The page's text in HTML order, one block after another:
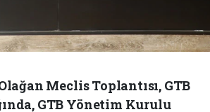
Meclis Toplantısı, GTB
GTB Yönetim Kurulu